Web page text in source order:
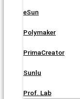
eSun
Polymaker
PrimaCreator
Sunlu
Prof. Lab